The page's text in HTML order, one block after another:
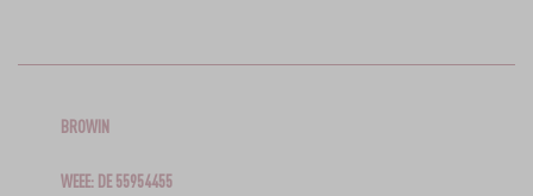
BROWIN
WEEE: DE 55954455